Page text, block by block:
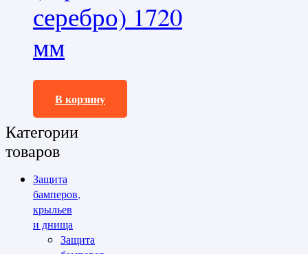
серебро) 1720
мм
35100,0₽
В корзину
Категории
товаров
Защита
бамперов,
крыльев
и днища
Защита